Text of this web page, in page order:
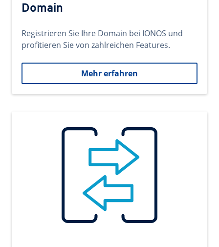
Domain
Registrieren Sie Ihre Domain bei IONOS und
profitieren Sie von zahlreichen Features.
Mehr erfahren